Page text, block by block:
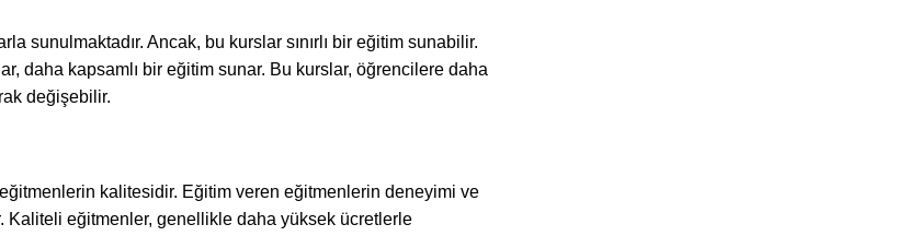
sunulmaktadır. Ancak, bu kurslar sınırlı bir eğitim sunabilir.
daha kapsamlı bir eğitim sunar. Bu kurslar, öğrencilere daha
değişebilir.
kalitesidir. Eğitim veren eğitmenlerin deneyimi ve
Kaliteli eğitmenler, genellikle daha yüksek ücretlerle